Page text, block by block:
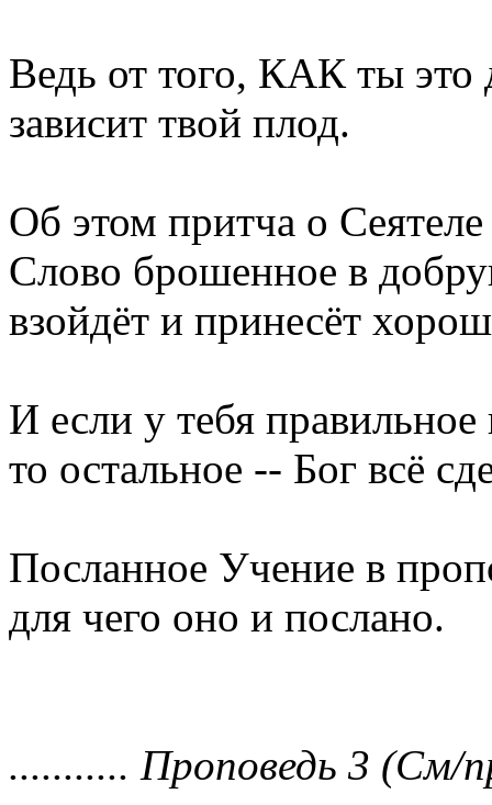
Ведь от того, КАК ты это
зависит твой плод.
Об этом притча о
Слово брошенное в
взойдёт и принесёт
И если у тебя
то остальное -- Бог всё
Посланное Учение в
для чего оно и послано.
........... Проповедь 3 (См/